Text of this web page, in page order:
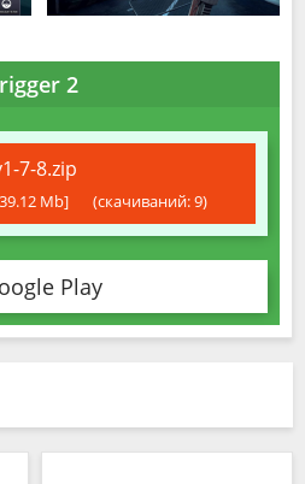
2
7-8.zip
Mb] (cкачиваний: 9)
Play